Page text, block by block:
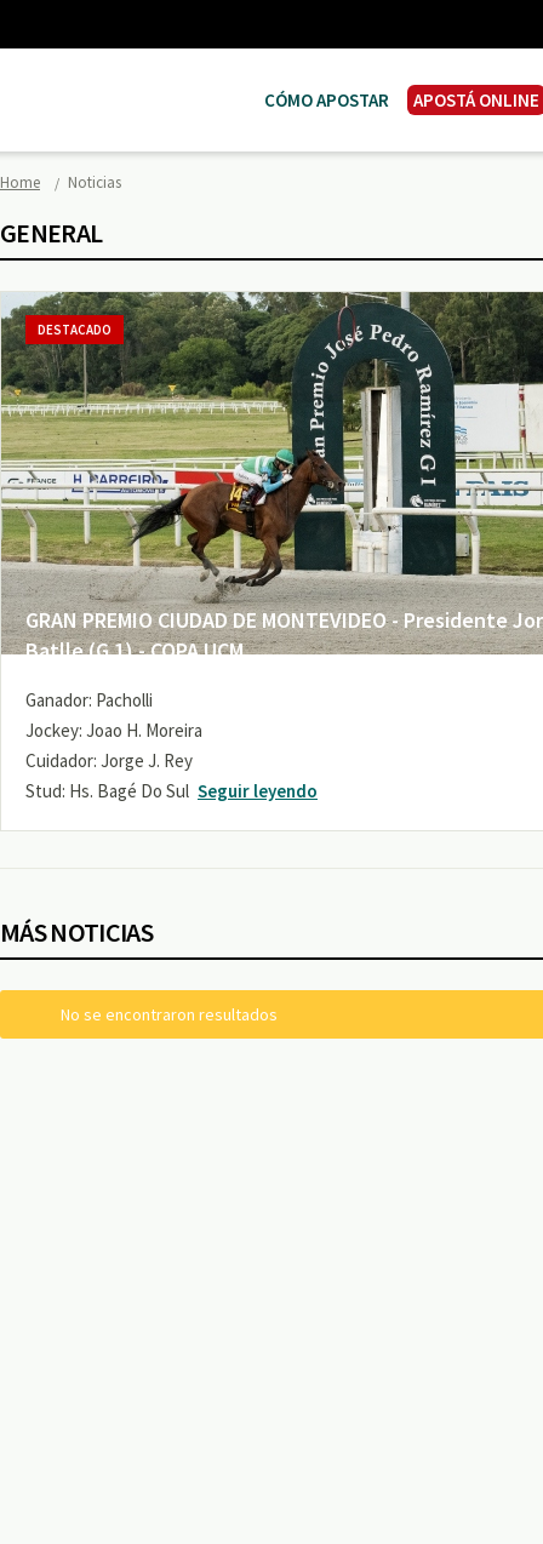
CÓMO APOSTAR APOSTÁ ONLINE
Home Noticias
GENERAL
GRAN PREMIO CIUDAD DE MONTEVIDEO - Presidente
Batlle (G 1) - COPA UCM
DESTACADO
Ganador: Pacholli
Jockey: Joao H. Moreira
Cuidador: Jorge J. Rey
Stud: Hs. Bagé Do Sul Seguir leyendo
MÁS NOTICIAS
No se encontraron resultados